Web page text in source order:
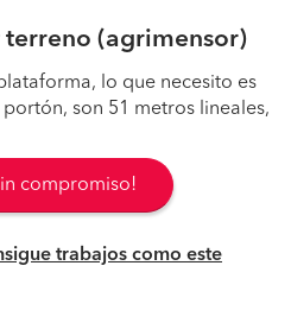
terreno (agrimensor)
lo que necesito es
son 51 metros lineales,
compromiso!
trabajos como este